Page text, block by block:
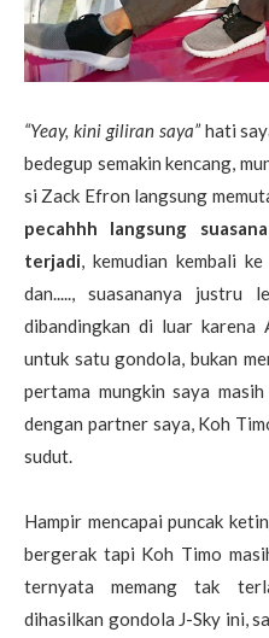
“Yeay, kini giliran saya”hati
bedegup semakin kencang,
si Zack Efron langsung
pecahhh langsung
terjadi, kemudian kembali
dan....., suasananya justru
dibandingkan di luar karena
untuk satu gondola, bukan
pertama mungkin saya
dengan partner saya, Koh
sudut.
Hampir mencapai puncak
bergerak tapi Koh Timo
ternyata memang tak
dihasilkan gondola J-Sky ini,